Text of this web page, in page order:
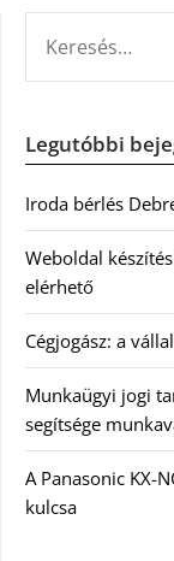
Legutóbbi
Iroda bérlés
Weboldal
elérhető
Cégjogász: a
Munkaügyi jogi
segítsége
A Panasonic KX-
kulcsa